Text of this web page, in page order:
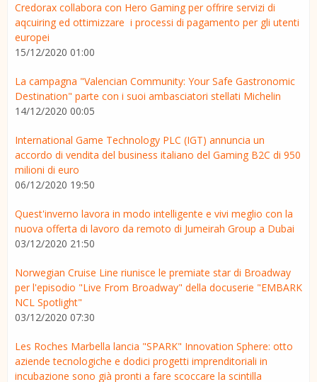
Credorax collabora con Hero Gaming per offrire servizi di
aqcuiring ed ottimizzare i processi di pagamento per gli utenti
europei
15/12/2020 01:00
La campagna "Valencian Community: Your Safe Gastronomic
Destination" parte con i suoi ambasciatori stellati Michelin
14/12/2020 00:05
International Game Technology PLC (IGT) annuncia un
accordo di vendita del business italiano del Gaming B2C di 950
milioni di euro
06/12/2020 19:50
Quest'inverno lavora in modo intelligente e vivi meglio con la
nuova offerta di lavoro da remoto di Jumeirah Group a Dubai
03/12/2020 21:50
Norwegian Cruise Line riunisce le premiate star di Broadway
per l'episodio "Live From Broadway" della docuserie "EMBARK
NCL Spotlight"
03/12/2020 07:30
Les Roches Marbella lancia "SPARK" Innovation Sphere: otto
aziende tecnologiche e dodici progetti imprenditoriali in
incubazione sono già pronti a fare scoccare la scintilla